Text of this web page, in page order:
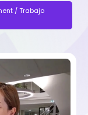
/ Trabajo